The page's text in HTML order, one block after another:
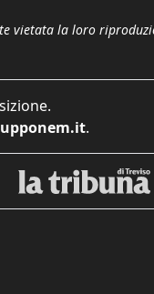
vietata la loro
.